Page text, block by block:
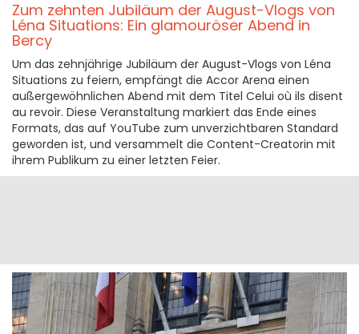
Zum zehnten Jubiläum der August-Vlogs von
Léna Situations: Ein glamouröser Abend in
Bercy
Um das zehnjährige Jubiläum der August-Vlogs von Léna
Situations zu feiern, empfängt die Accor Arena einen
außergewöhnlichen Abend mit dem Titel Celui où ils disent
au revoir. Diese Veranstaltung markiert das Ende eines
Formats, das auf YouTube zum unverzichtbaren Standard
geworden ist, und versammelt die Content-Creatorin mit
ihrem Publikum zu einer letzten Feier.